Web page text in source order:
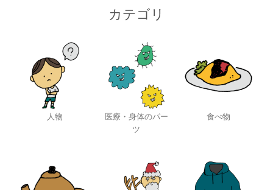
カテゴリ
人物
医療・身体のパー
ツ
食べ物